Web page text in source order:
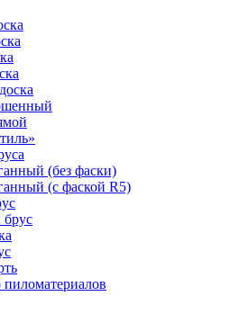
(без фаски)
(с фаской R5)
пиломатериалов